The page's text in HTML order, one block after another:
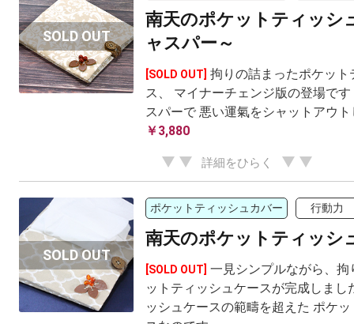
南天のポケットティッシ
ャスパー～
[SOLD OUT] 拘りの詰まったポケット
ス、 マイナーチェンジ版の登場で
スパーで 悪い運氣をシャットアウ
￥3,880
詳細をひらく
ポケットティッシュカバー 行動力
南天のポケットティッシ
[SOLD OUT] 一見シンプルながら、拘
ットティッシュケースが完成しまし
ッシュケースの範疇を超えた ポケ